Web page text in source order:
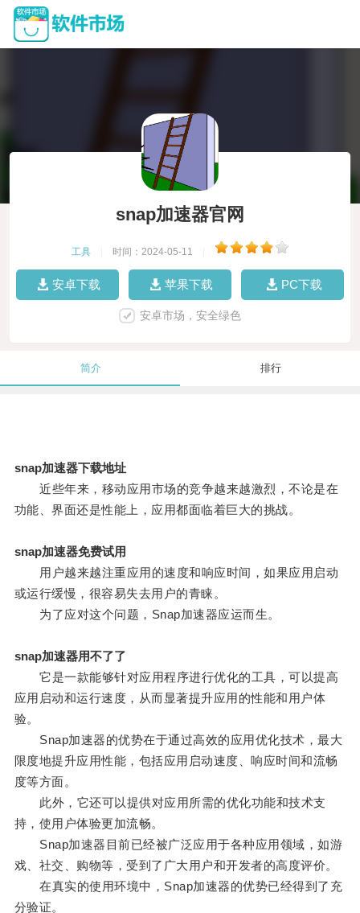
snap加速器官网
工具 时间：2024-05-11
安卓下载 苹果下载 PC下载
安卓市场，安全绿色
简介 排行
snap加速器下载地址
近些年来，移动应用市场的竞争越来越激烈，不论是在
功能、界面还是性能上，应用都面临着巨大的挑战。
snap加速器免费试用
用户越来越注重应用的速度和响应时间，如果应用启动
或运行缓慢，很容易失去用户的青睐。
为了应对这个问题，Snap加速器应运而生。
snap加速器用不了了
它是一款能够针对应用程序进行优化的工具，可以提高
应用启动和运行速度，从而显著提升应用的性能和用户体
验。
Snap加速器的优势在于通过高效的应用优化技术，最大
限度地提升应用性能，包括应用启动速度、响应时间和流畅
度等方面。
此外，它还可以提供对应用所需的优化功能和技术支
持，使用户体验更加流畅。
Snap加速器目前已经被广泛应用于各种应用领域，如游
戏、社交、购物等，受到了广大用户和开发者的高度评价。
在真实的使用环境中，Snap加速器的优势已经得到了充
分验证。